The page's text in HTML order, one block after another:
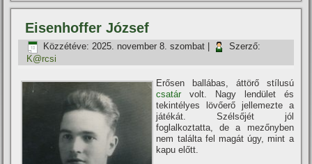
Eisenhoffer József
Közzétéve: 2025. november 8. szombat
Szerző:
K@rcsi
Erősen ballábas, áttörő stí­lusú
csatárvolt. Nagy lendület és
tekintélyes lövőerő jellemezte a
játékát. Szélsőjét jól
foglalkoztatta, de a mezőnyben
nem találta fel magát úgy, mint a
kapu előtt.